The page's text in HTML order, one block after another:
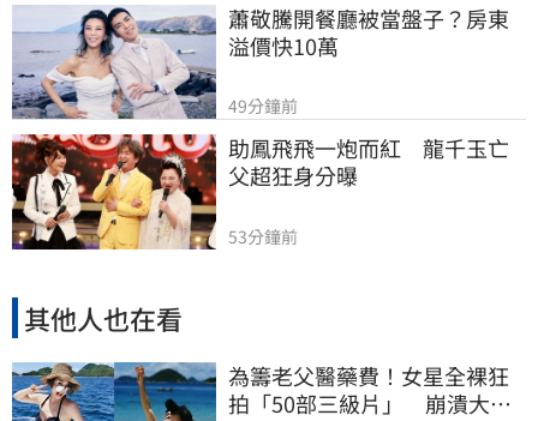
蕭敬騰開餐廳被當盤子？房東
溢價快10萬
49分鐘前
助鳳飛飛一炮而紅　龍千玉亡
父超狂身分曝
53分鐘前
其他人也在看
為籌老父醫藥費！女星全裸狂
拍「50部三級片」 崩潰大